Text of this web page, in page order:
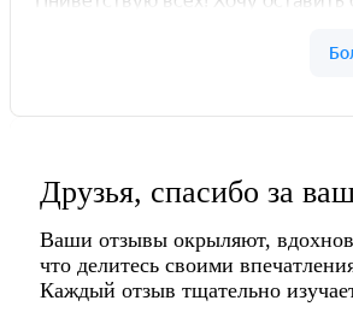
Друзья, спасибо за
Ваши отзывы окрыляют,
что делитесь своими
Каждый отзыв тщательно